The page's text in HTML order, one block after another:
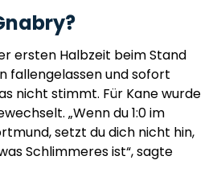
ersten Halbzeit beim Stand
fallengelassen und sofort
nicht stimmt. Für Kane wurde
„Wenn du 1:0 im
setzt du dich nicht hin,
Schlimmeres ist“, sagte